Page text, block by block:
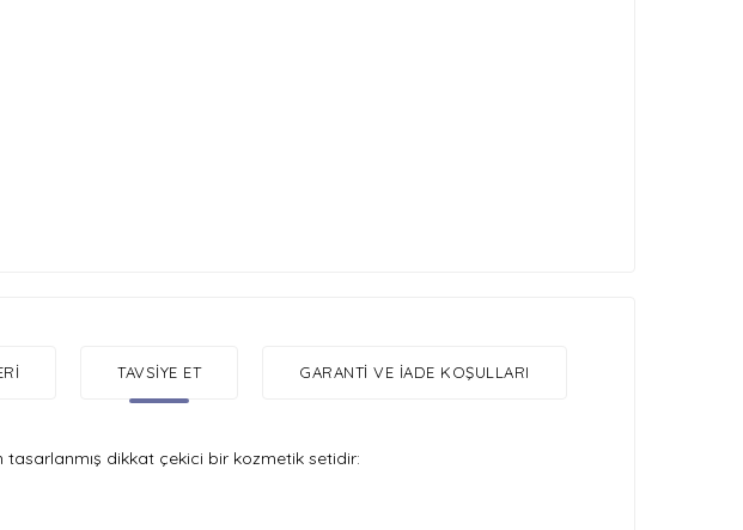
TAVSIYE ET GARANTI VE İADE KOŞULLARI
dikkat çekici bir kozmetik setidir: